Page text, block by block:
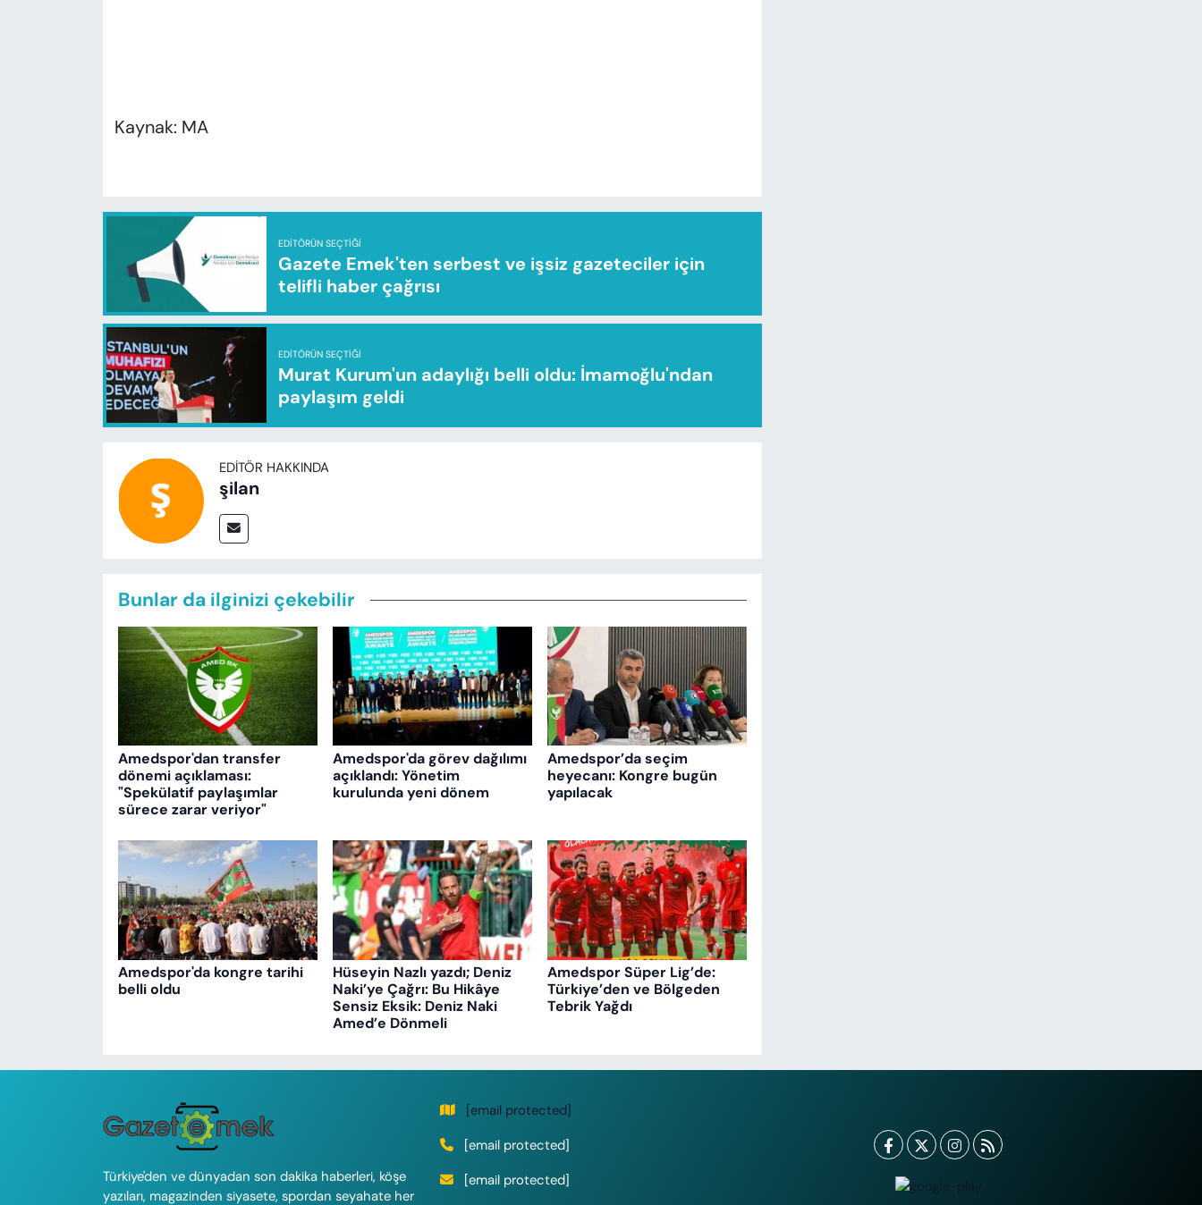
Kaynak: MA
EDITÖRÜN SEÇTIĞI
Gazete Emek'ten serbest ve işsiz gazeteciler için
telifli haber çağrısı
EDITÖRÜN SEÇTIĞI
Murat Kurum'un adaylığı belli oldu: İmamoğlu'ndan
paylaşım geldi
EDITÖR HAKKINDA
şilan
Bunlar da ilginizi çekebilir
Amedspor'dan transfer
dönemi açıklaması:
"Spekülatif paylaşımlar
sürece zarar veriyor"
Amedspor'da görev dağılımı
açıklandı: Yönetim
kurulunda yeni dönem
Amedspor’da seçim
heyecanı: Kongre bugün
yapılacak
Amedspor'da kongre tarihi
belli oldu
Hüseyin Nazlı yazdı; Deniz
Naki’ye Çağrı: Bu Hikâye
Sensiz Eksik: Deniz Naki
Amed’e Dönmeli
Amedspor Süper Lig’de:
Türkiye’den ve Bölgeden
Tebrik Yağdı
Türkiye'den ve dünyadan son dakika haberleri, köşe
yazıları, magazinden siyasete, spordan seyahate her
[email protected]
[email protected]
[email protected]